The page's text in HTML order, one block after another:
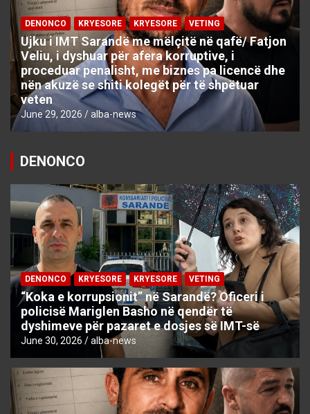
DENONCO KRYESORE KRYESORE VETING
Ujku i IMT Sarandë me mëlçitë në qafë/ Fatjon
Veliu, i dyshuar për afera korruptive, i
proceduar penalisht, me biznes pa licencë dhe
nën akuzë se shiti kolegët për të shpëtuar
veten
June 29, 2026 alba-news
DENONCO
DENONCO KRYESORE KRYESORE VETING
“Koka e korrupsionit” në Sarandë? Oficeri i
policisë Mariglen Basho në qendër të
dyshimeve për pazaret e dosjes së IMT-së
June 30, 2026 alba-news